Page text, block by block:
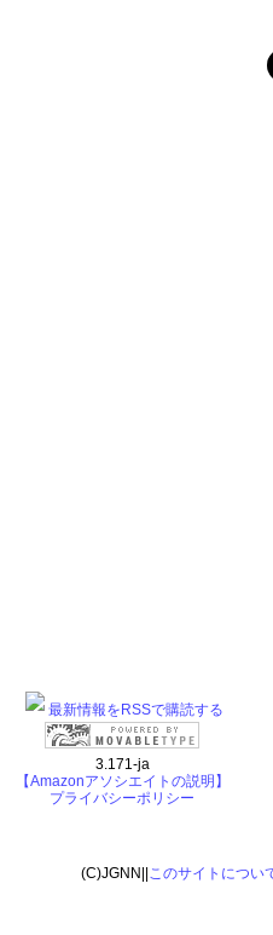
最新情報をRSSで購読する
3.171-ja
【Amazonアソシエイトの説明】
プライバシーポリシー
(C)JGNN|| このサイトについ